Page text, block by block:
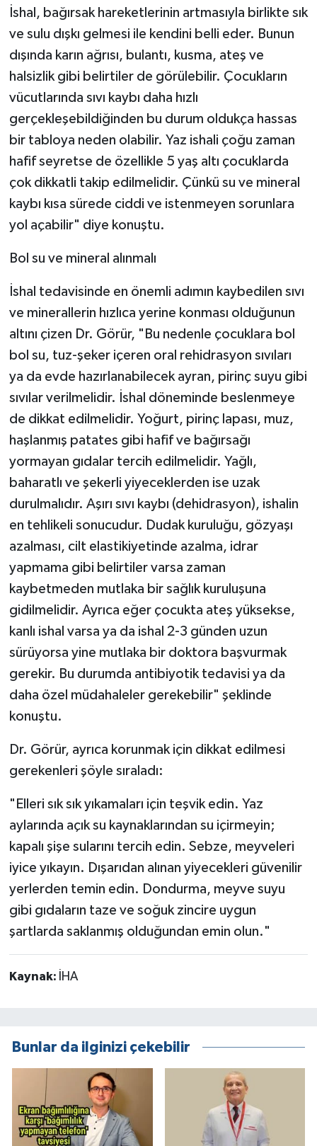
İshal, bağırsak hareketlerinin artmasıyla birlikte sık
ve sulu dışkı gelmesi ile kendini belli eder. Bunun
dışında karın ağrısı, bulantı, kusma, ateş ve
halsizlik gibi belirtiler de görülebilir. Çocukların
vücutlarında sıvı kaybı daha hızlı
gerçekleşebildiğinden bu durum oldukça hassas
bir tabloya neden olabilir. Yaz ishali çoğu zaman
hafif seyretse de özellikle 5 yaş altı çocuklarda
çok dikkatli takip edilmelidir. Çünkü su ve mineral
kaybı kısa sürede ciddi ve istenmeyen sorunlara
yol açabilir" diye konuştu.
Bol su ve mineral alınmalı
İshal tedavisinde en önemli adımın kaybedilen sıvı
ve minerallerin hızlıca yerine konması olduğunun
altını çizen Dr. Görür, "Bu nedenle çocuklara bol
bol su, tuz-şeker içeren oral rehidrasyon sıvıları
ya da evde hazırlanabilecek ayran, pirinç suyu gibi
sıvılar verilmelidir. İshal döneminde beslenmeye
de dikkat edilmelidir. Yoğurt, pirinç lapası, muz,
haşlanmış patates gibi hafif ve bağırsağı
yormayan gıdalar tercih edilmelidir. Yağlı,
baharatlı ve şekerli yiyeceklerden ise uzak
durulmalıdır. Aşırı sıvı kaybı (dehidrasyon), ishalin
en tehlikeli sonucudur. Dudak kuruluğu, gözyaşı
azalması, cilt elastikiyetinde azalma, idrar
yapmama gibi belirtiler varsa zaman
kaybetmeden mutlaka bir sağlık kuruluşuna
gidilmelidir. Ayrıca eğer çocukta ateş yüksekse,
kanlı ishal varsa ya da ishal 2-3 günden uzun
sürüyorsa yine mutlaka bir doktora başvurmak
gerekir. Bu durumda antibiyotik tedavisi ya da
daha özel müdahaleler gerekebilir" şeklinde
konuştu.
Dr. Görür, ayrıca korunmak için dikkat edilmesi
gerekenleri şöyle sıraladı:
"Elleri sık sık yıkamaları için teşvik edin. Yaz
aylarında açık su kaynaklarından su içirmeyin;
kapalı şişe sularını tercih edin. Sebze, meyveleri
iyice yıkayın. Dışarıdan alınan yiyecekleri güvenilir
yerlerden temin edin. Dondurma, meyve suyu
gibi gıdaların taze ve soğuk zincire uygun
şartlarda saklanmış olduğundan emin olun."
Kaynak: İHA
Bunlar da ilginizi çekebilir